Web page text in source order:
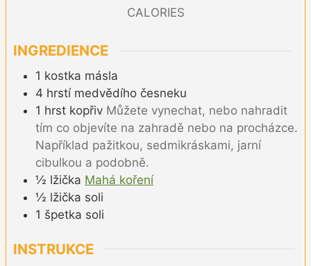
CALORIES
INGREDIENCE
1 kostka másla
4 hrstí medvědího česneku
1 hrst kopřiv Můžete vynechat, nebo nahradit
tím co objevíte na zahradě nebo na procházce.
Například pažitkou, sedmikráskami, jarní
cibulkou a podobně.
½ lžička Mahá koření
½ lžička soli
1 špetka soli
INSTRUKCE